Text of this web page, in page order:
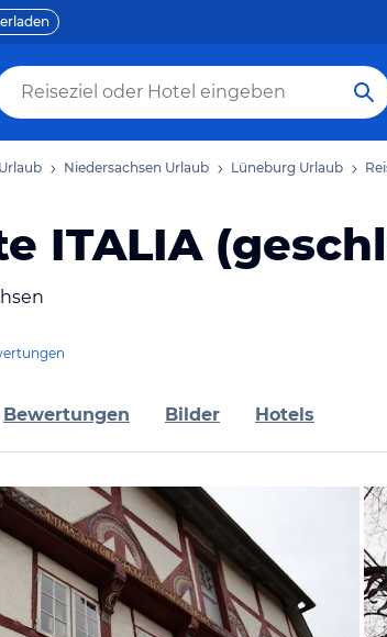
Niedersachsen Urlaub Lüneburg Urlaub
ITALIA
Bewertungen Bilder Hotels